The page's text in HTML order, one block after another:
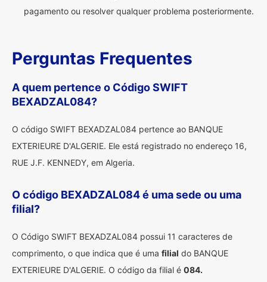
pagamento ou resolver qualquer problema posteriormente.
Perguntas Frequentes
A quem pertence o Código SWIFT
BEXADZAL084?
O código SWIFT BEXADZAL084 pertence ao BANQUE
EXTERIEURE D'ALGERIE. Ele está registrado no endereço 16,
RUE J.F. KENNEDY, em Algeria.
O código BEXADZAL084 é uma sede ou uma
filial?
O Código SWIFT BEXADZAL084 possui 11 caracteres de
comprimento, o que indica que é uma filial do BANQUE
EXTERIEURE D'ALGERIE. O código da filial é 084.